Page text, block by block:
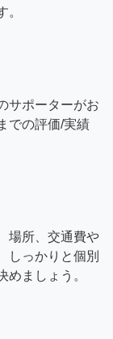
。
サポーターがお
での評価/実績
場所、交通費や
しっかりと個別
ましょう。